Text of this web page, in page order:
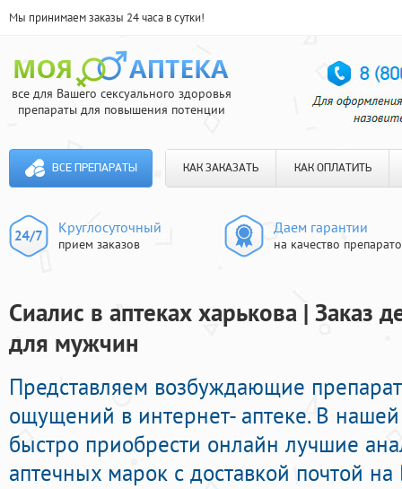
Мы принимаем заказы 24 часа в сутки!
все для Вашего сексуального здоровья
препараты для повышения потенции
ВСЕ ПРЕПАРАТЫ КАК ЗАКАЗАТЬ КАК ОПЛАТИТЬ
Круглосуточный
прием заказов
Даем гарантии
на качество
Сиалис в аптеках харькова | Заказ
для мужчин
Представляем возбуждающие
ощущений в интернет- аптеке. В
быстро приобрести онлайн лучшие
аптечных марок с доставкой почтой